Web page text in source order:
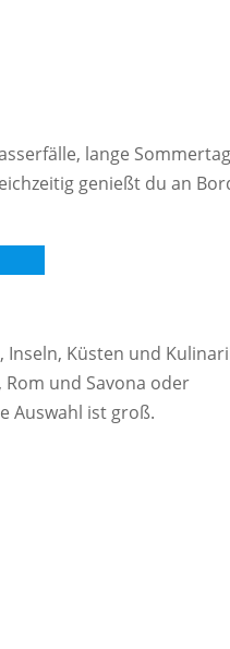
lange
genießt du an
Küsten und
und Savona oder
Auswahl ist groß.